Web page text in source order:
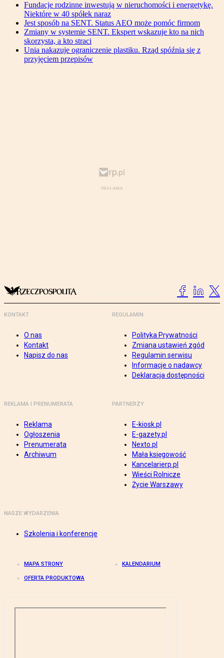
Fundacje rodzinne inwestują w nieruchomości i energetykę.
Niektóre w 40 spółek naraz
Jest sposób na SENT. Status AEO może pomóc firmom
Zmiany w systemie SENT. Ekspert wskazuje kto na nich
skorzysta, a kto straci
Unia nakazuje ograniczenie plastiku. Rząd spóźnia się z
przyjęciem przepisów
KONTAKT
O nas
Kontakt
Napisz do nas
REGULAMIN
Polityka Prywatności
Zmiana ustawień zgód
Regulamin serwisu
Informacje o nadawcy
Deklaracja dostępności
REKLAMA I PRENUMERATA
Reklama
Ogłoszenia
Prenumerata
Archiwum
PARTNERZY
E-kiosk.pl
E-gazety.pl
Nexto.pl
Mała księgowość
Kancelarierp.pl
Wieści Rolnicze
Życie Warszawy
NASZE WYDARZENIA
Szkolenia i konferencje
MAPA STRONY KALENDARIUM
OFERTA PRODUKTOWA